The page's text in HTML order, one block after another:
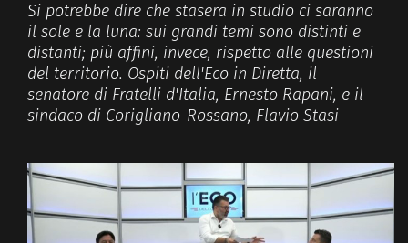
Si potrebbe dire che stasera in studio ci saranno
il sole e la luna: sui grandi temi sono distinti e
distanti; più affini, invece, rispetto alle questioni
del territorio. Ospiti dell'Eco in Diretta, il
senatore di Fratelli d'Italia, Ernesto Rapani, e il
sindaco di Corigliano-Rossano, Flavio Stasi